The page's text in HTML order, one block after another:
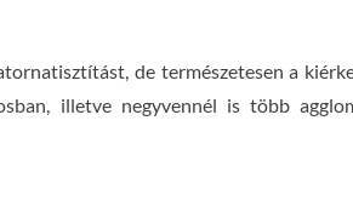
de természetesen a
illetve negyvennél is több